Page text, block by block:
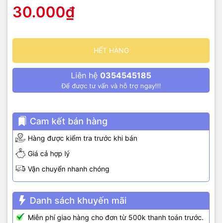
30.000₫
HẾT HÀNG
Liên hệ 0354545185
Để được tư vấn và hỗ trợ ngay!!!
Cam kết bán hàng
Hàng được kiểm tra trước khi bán
Giá cả hợp lý
Vận chuyển nhanh chóng
Danh sách khuyến mãi
Miễn phí giao hàng cho đơn từ 500k thanh toán trước.